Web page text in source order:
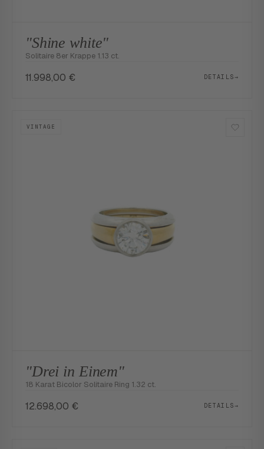
"Shine white"
Solitaire 8er Krappe 1.13 ct.
11.998,00 € DETAILS→
VINTAGE
"Drei in Einem"
18 Karat Bicolor Solitaire Ring 1.32 ct.
12.698,00 € DETAILS→